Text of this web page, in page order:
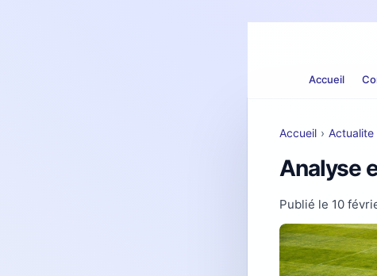
Accueil
Accueil ›
Analyse
Publié le 10